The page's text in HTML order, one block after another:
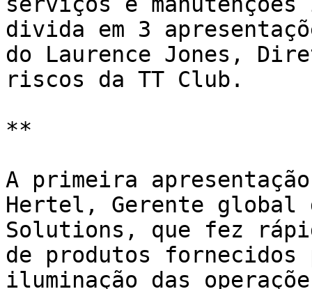
divida em 3
do Laurence Jones,
riscos da TT Club.
**
A primeira
Hertel, Gerente global
Solutions, que fez
de produtos fornecidos
iluminação das